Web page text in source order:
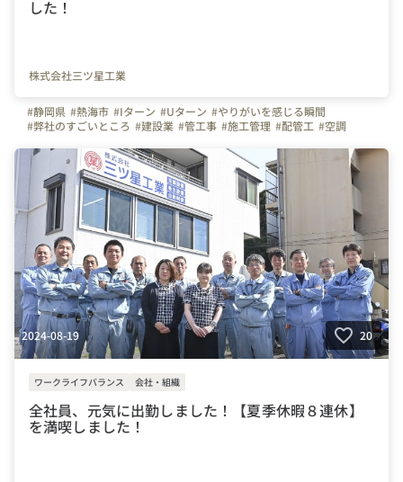
した！
株式会社三ツ星工業
#静岡県 #熱海市 #Iターン #Uターン #やりがいを感じる瞬間
#弊社のすごいところ #建設業 #管工事 #施工管理 #配管工 #空調
#三ツ星工業 #お金のハナシ #年末年始 #賞与
#決算賞与
#社員旅行
#面接担当の素顔 #自慢の福利厚生
#写真で伝える会社の雰囲気 #社内イベント #設備
2024-08-19 20
ワークライフバランス 会社・組織
全社員、元気に出勤しました！【夏季休暇８連休】
を満喫しました！